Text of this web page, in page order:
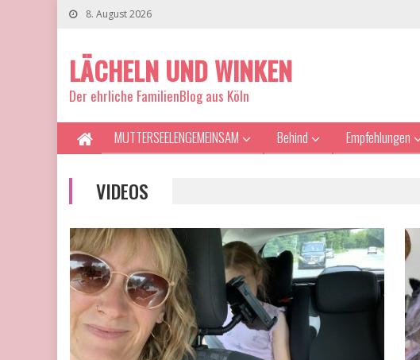
8. August 2026
LÄCHELN UND WINKEN
Der ehrliche FamilienBlog aus Köln
MUTTERSEELENGEMEINSAM Behind Empfehlungen
VIDEOS